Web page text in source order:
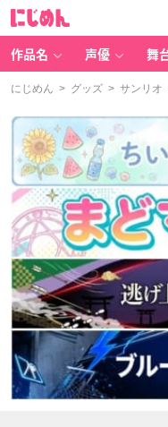
作品名 声優 舞
にじめん > グッズ > サンリオ